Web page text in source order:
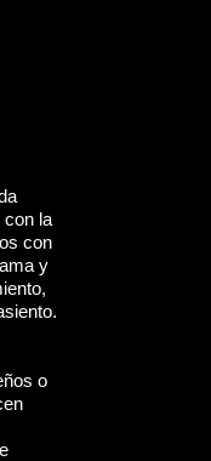
con la
con
y
o